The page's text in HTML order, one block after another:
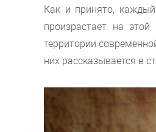
Как и принято,
произрастает на
территории
них рассказывается в